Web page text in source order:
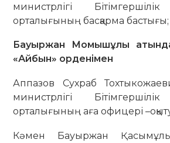
министрлігі
орталығының басқарма бастығы;
Бауыржан Момышұлы
«Айбын» орденімен
Аппазов Сухраб
министрлігі
орталығының аға офицері
Кәмен Бауыржан